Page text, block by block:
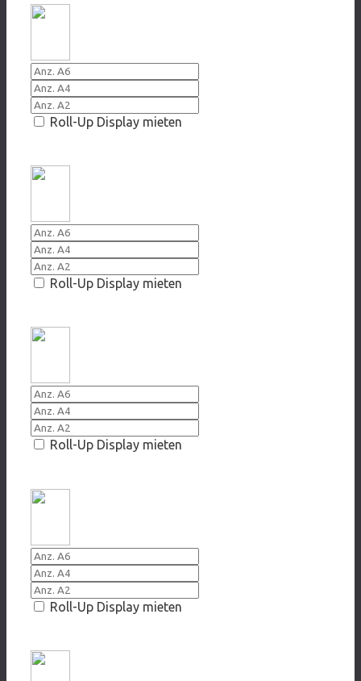
Roll-Up Display mieten
Roll-Up Display mieten
Roll-Up Display mieten
Roll-Up Display mieten